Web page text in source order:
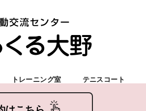
トレーニング室 テニスコート